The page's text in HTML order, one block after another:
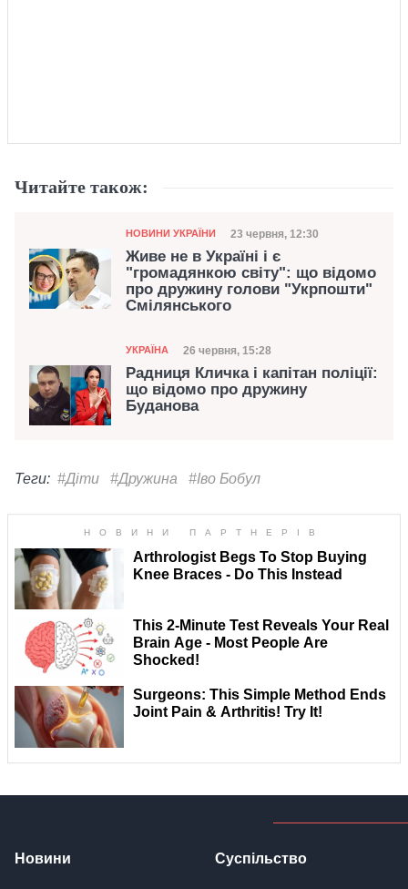
Читайте також:
Категорія
НОВИНИ УКРАЇНИ Дата публікації
23 червня, 12:30
Живе не в Україні і є
"громадянкою світу": що відомо
про дружину голови "Укрпошти"
Смілянського
Категорія
УКРАЇНА Дата публікації
26 червня, 15:28
Радниця Кличка і капітан поліції:
що відомо про дружину
Буданова
Теги: #Діти #Дружина #Іво Бобул
Новини Суспільство